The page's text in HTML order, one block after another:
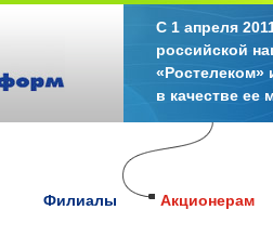
С 1 апреля
российской
«Ростелеком»
в качестве ее
Филиалы Акционерам